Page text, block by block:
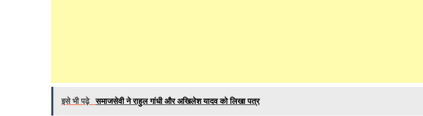
इसे भी पढ़े समाजसेवी ने राहुल गांधी और अखिलेश यादव को लिखा पत्र